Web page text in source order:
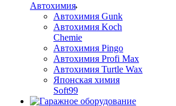
Автохимия
Автохимия Gunk
Автохимия Koch
Chemie
Автохимия Pingo
Автохимия Profi Max
Автохимия Turtle Wax
Японская химия
Soft99